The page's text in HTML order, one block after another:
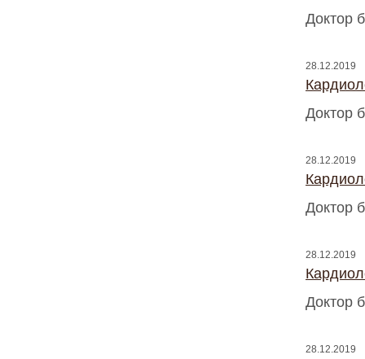
Доктор
28.12.2019
Доктор
28.12.2019
Доктор
28.12.2019
Доктор
28.12.2019